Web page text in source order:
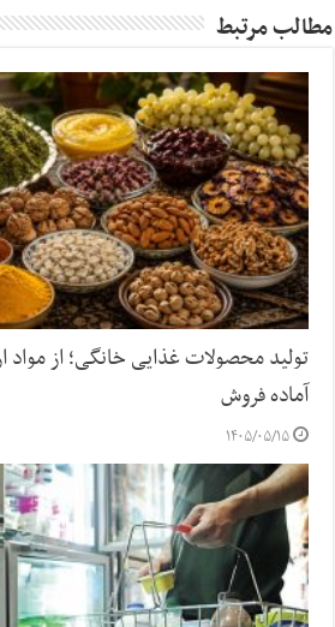
مطالب مرتبط
تولید محصولات غذایی خانگی؛ از مواد
آماده فروش
۱۴۰۵/۰۵/۱۵